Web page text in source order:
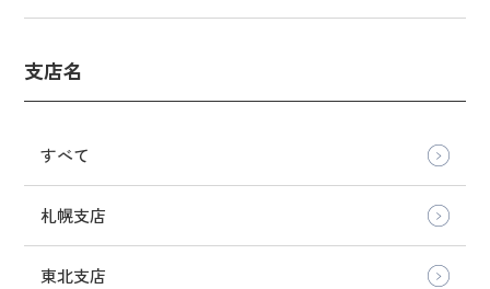
支店名
すべて
札幌支店
東北支店